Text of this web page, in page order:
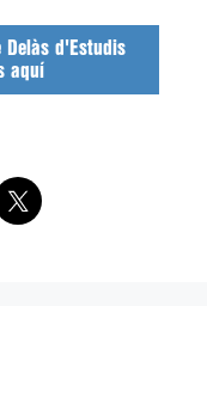
Delàs d'Estudis
aquí